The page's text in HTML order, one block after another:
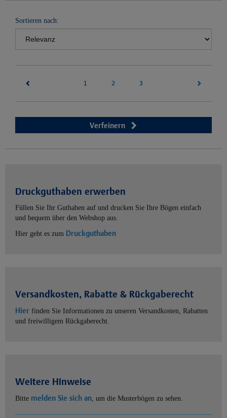
Sortieren nach:
1 2 3
Verfeinern
Druckguthaben erwerben
Füllen Sie Ihr Guthaben auf und drucken Sie Ihre Bögen einfach
und bequem über den Webshop aus.
Hier geht es zum Druckguthaben
Versandkosten, Rabatte & Rückgaberecht
Hier finden Sie Informationen zu unseren Versandkosten, Rabatten
und freiwilligem Rückgaberecht.
Weitere Hinweise
Bitte melden Sie sich an, um die Musterbögen zu sehen.